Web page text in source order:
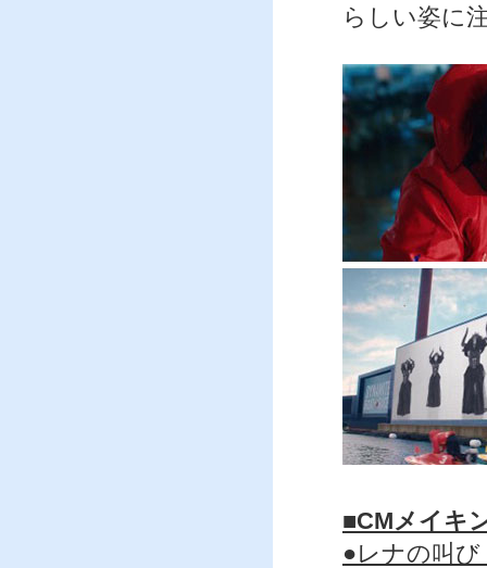
らしい姿に
■CMメイキ
●レナの叫び